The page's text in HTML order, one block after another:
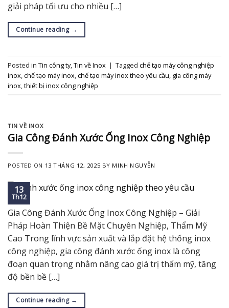
giải pháp tối ưu cho nhiều […]
Continue reading →
Posted in Tin công ty, Tin về Inox | Tagged chế tạo máy công nghiệp
inox chế tạo máy inox chế tạo máy inox theo yêu cầu gia công máy
inox thiết bị inox công nghiệp
TIN VỀ INOX
Gia Công Đánh Xước Ống Inox Công Nghiệp
POSTED ON 13 THÁNG 12, 2025 BY MINH NGUYỄN
13
Th12
Gia Công Đánh Xước Ống Inox Công Nghiệp – Giải
Pháp Hoàn Thiện Bề Mặt Chuyên Nghiệp, Thẩm Mỹ
Cao Trong lĩnh vực sản xuất và lắp đặt hệ thống inox
công nghiệp, gia công đánh xước ống inox là công
đoạn quan trọng nhằm nâng cao giá trị thẩm mỹ, tăng
độ bền bề […]
Continue reading →